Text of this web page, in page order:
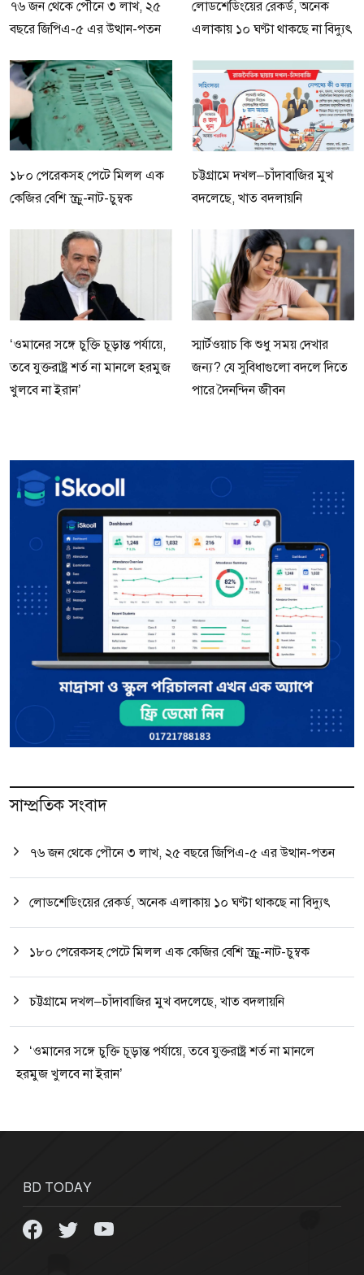
৭৬ জন থেকে পৌনে ৩ লাখ, ২৫
বছরে জিপিএ-৫ এর উত্থান-পতন
লোডশেডিংয়ের রেকর্ড, অনেক
এলাকায় ১০ ঘণ্টা থাকছে না বিদ্যুৎ
১৮০ পেরেকসহ পেটে মিলল এক
কেজির বেশি স্ক্রু-নাট-চুম্বক
চট্টগ্রামে দখল–চাঁদাবাজির মুখ
বদলেছে, খাত বদলায়নি
‘ওমানের সঙ্গে চুক্তি চূড়ান্ত পর্যায়ে,
তবে যুক্তরাষ্ট্র শর্ত না মানলে হরমুজ
খুলবে না ইরান’
স্মার্টওয়াচ কি শুধু সময় দেখার
জন্য? যে সুবিধাগুলো বদলে দিতে
পারে দৈনন্দিন জীবন
সাম্প্রতিক সংবাদ
৭৬ জন থেকে পৌনে ৩ লাখ, ২৫ বছরে জিপিএ-৫ এর উত্থান-পতন
লোডশেডিংয়ের রেকর্ড, অনেক এলাকায় ১০ ঘণ্টা থাকছে না বিদ্যুৎ
১৮০ পেরেকসহ পেটে মিলল এক কেজির বেশি স্ক্রু-নাট-চুম্বক
চট্টগ্রামে দখল–চাঁদাবাজির মুখ বদলেছে, খাত বদলায়নি
‘ওমানের সঙ্গে চুক্তি চূড়ান্ত পর্যায়ে, তবে যুক্তরাষ্ট্র শর্ত না মানলে
হরমুজ খুলবে না ইরান’
BD TODAY